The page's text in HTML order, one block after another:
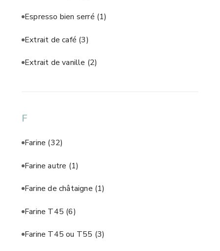
Espresso bien serré (1)
Extrait de café (3)
Extrait de vanille (2)
F
Farine (32)
Farine autre (1)
Farine de châtaigne (1)
Farine T45 (6)
Farine T45 ou T55 (3)